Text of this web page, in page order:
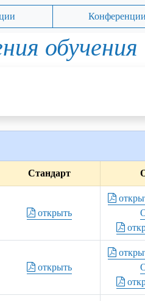
Конференции
обучения
Стандарт
открыть
открыть